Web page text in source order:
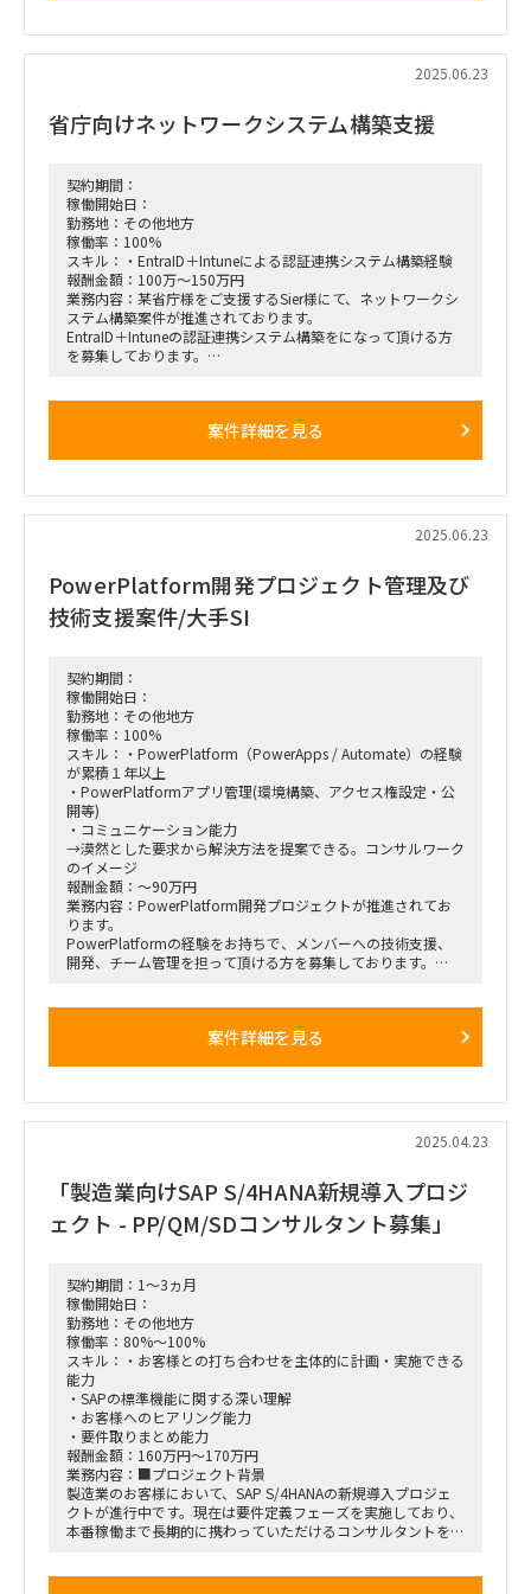
■稼働率：100％
2025.06.23
省庁向けネットワークシステム構築支援
契約期間：
稼働開始日：
勤務地：その他地方
稼働率：100%
スキル：・EntraID＋Intuneによる認証連携システム構築経験
報酬金額：100万～150万円
業務内容：某省庁様をご支援するSier様にて、ネットワークシ
ステム構築案件が推進されております。
EntraID＋Intuneの認証連携システム構築をになって頂ける方
を募集しております。
案件詳細を見る
2025.06.23
PowerPlatform開発プロジェクト管理及び
技術支援案件/大手SI
契約期間：
稼働開始日：
勤務地：その他地方
稼働率：100%
スキル：・PowerPlatform（PowerApps / Automate）の経験
が累積１年以上
・PowerPlatformアプリ管理(環境構築、アクセス権設定・公
開等)
・コミュニケーション能力
→漠然とした要求から解決方法を提案できる。コンサルワーク
のイメージ
報酬金額：～90万円
業務内容：PowerPlatform開発プロジェクトが推進されてお
ります。
PowerPlatformの経験をお持ちで、メンバーへの技術支援、
開発、チーム管理を担って頂ける方を募集しております。
案件詳細を見る
2025.04.23
「製造業向けSAP S/4HANA新規導入プロジ
ェクト - PP/QM/SDコンサルタント募集」
契約期間：1～3ヵ月
稼働開始日：
勤務地：その他地方
稼働率：80%～100%
スキル：・お客様との打ち合わせを主体的に計画・実施できる
能力
・SAPの標準機能に関する深い理解
・お客様へのヒアリング能力
・要件取りまとめ能力
報酬金額：160万円～170万円
業務内容：■プロジェクト背景
製造業のお客様において、SAP S/4HANAの新規導入プロジェ
クトが進行中です。現在は要件定義フェーズを実施しており、
本番稼働まで長期的に携わっていただけるコンサルタントを募